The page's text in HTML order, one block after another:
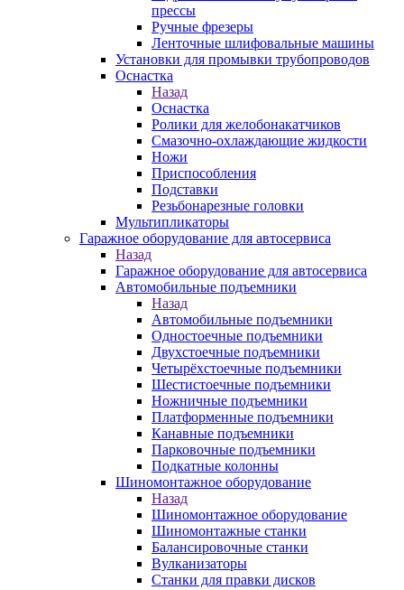
прессы
Ручные фрезеры
Ленточные шлифовальные машины
Установки для промывки трубопроводов
Оснастка
Назад
Оснастка
Ролики для желобонакатчиков
Смазочно-охлаждающие жидкости
Ножи
Приспособления
Подставки
Резьбонарезные головки
Мультипликаторы
Гаражное оборудование для автосервиса
Назад
Гаражное оборудование для автосервиса
Автомобильные подъемники
Назад
Автомобильные подъемники
Одностоечные подъемники
Двухстоечные подъемники
Четырёхстоечные подъемники
Шестистоечные подъемники
Ножничные подъемники
Платформенные подъемники
Канавные подъемники
Парковочные подъемники
Подкатные колонны
Шиномонтажное оборудование
Назад
Шиномонтажное оборудование
Шиномонтажные станки
Балансировочные станки
Вулканизаторы
Станки для правки дисков